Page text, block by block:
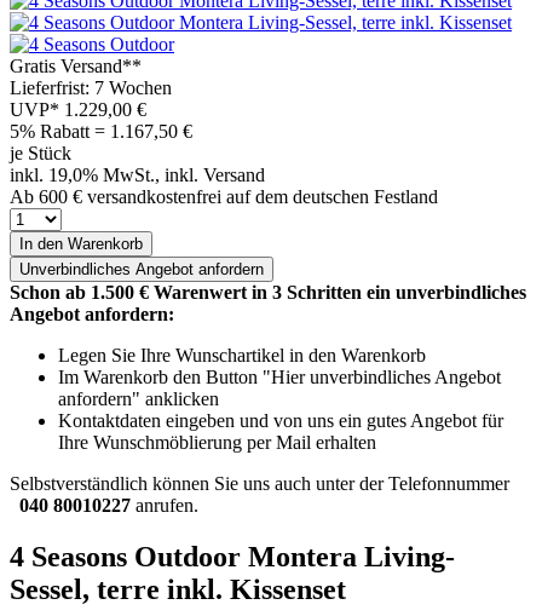
Gratis Versand**
Lieferfrist: 7 Wochen
UVP* 1.229,00 €
5% Rabatt = 1.167,50 €
je Stück
inkl. 19,0% MwSt., inkl. Versand
Ab 600 € versandkostenfrei auf dem deutschen Festland
In den Warenkorb
Unverbindliches Angebot anfordern
Schon ab 1.500 € Warenwert in 3 Schritten ein unverbindliches
Angebot anfordern:
Legen Sie Ihre Wunschartikel in den Warenkorb
Im Warenkorb den Button "Hier unverbindliches Angebot
anfordern" anklicken
Kontaktdaten eingeben und von uns ein gutes Angebot für
Ihre Wunschmöblierung per Mail erhalten
Selbstverständlich können Sie uns auch unter der Telefonnummer
040 80010227 anrufen.
4 Seasons Outdoor Montera Living-
Sessel, terre inkl. Kissenset